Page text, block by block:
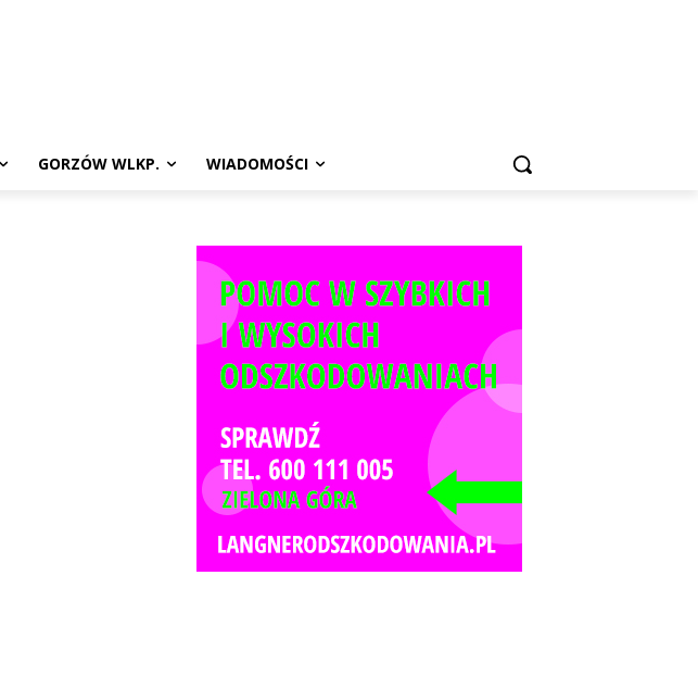
GORZÓW WLKP. WIADOMOŚCI